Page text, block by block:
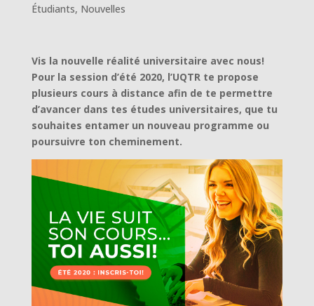
Étudiants, Nouvelles
Vis la nouvelle réalité universitaire avec nous!
Pour la session d’été 2020, l’UQTR te propose
plusieurs cours à distance afin de te permettre
d’avancer dans tes études universitaires, que tu
souhaites entamer un nouveau programme ou
poursuivre ton cheminement.